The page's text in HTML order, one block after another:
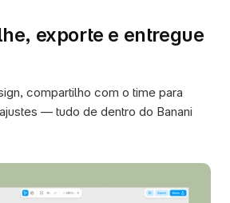
exporte e entregue
compartilho com o time para
— tudo de dentro do Banani